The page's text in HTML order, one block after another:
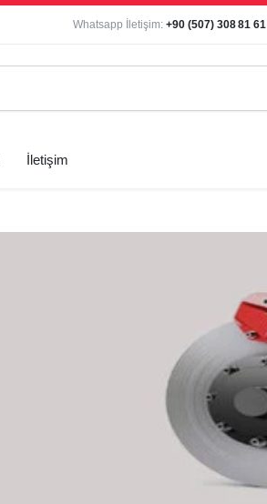
Whatsapp İletişim: +90 (507) 308 81 61
İletişim